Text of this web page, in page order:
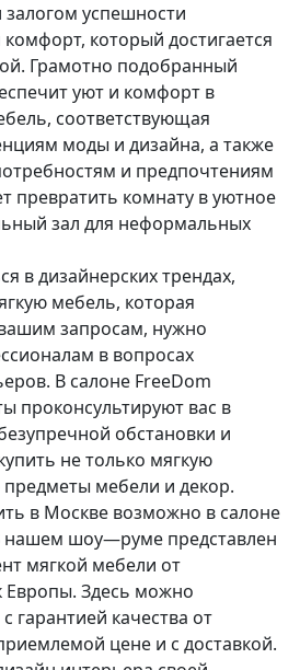
успешности
который достигается
Грамотно подобранный
уют и комфорт в
соответствующая
моды и дизайна, а также
и предпочтениям
превратить комнату в уютное
зал для неформальных
в дизайнерских трендах,
мебель, которая
запросам, нужно
в вопросах
В салоне FreeDom
проконсультируют вас в
обстановки и
не только мягкую
мебели и декор.
в Москве возможно в салоне
нашем шоу—руме представлен
мягкой мебели от
Здесь можно
гарантией качества от
цене и с доставкой.